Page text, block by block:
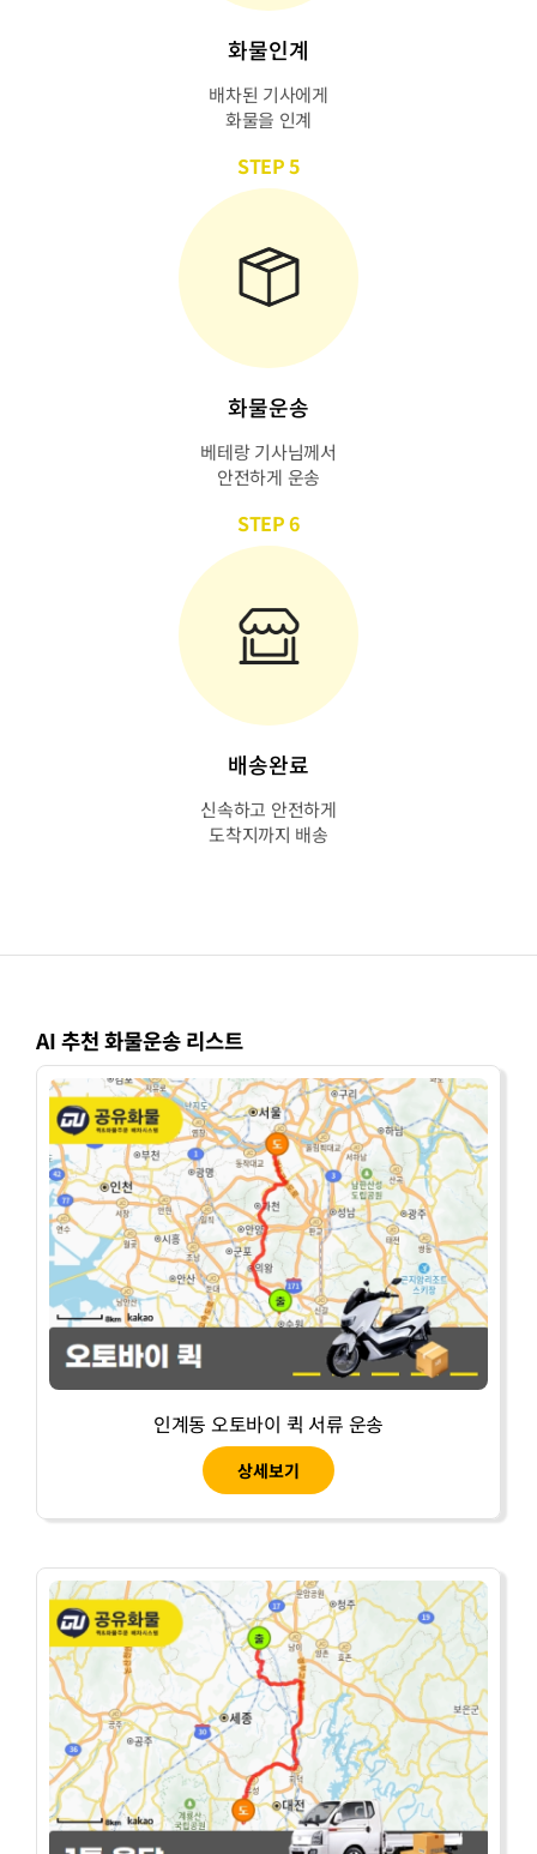
화물인계
배차된 기사에게
화물을 인계
STEP 5
화물운송
베테랑 기사님께서
안전하게 운송
STEP 6
배송완료
신속하고 안전하게
도착지까지 배송
AI 추천 화물운송 리스트
인계동 오토바이 퀵 서류 운송
상세보기